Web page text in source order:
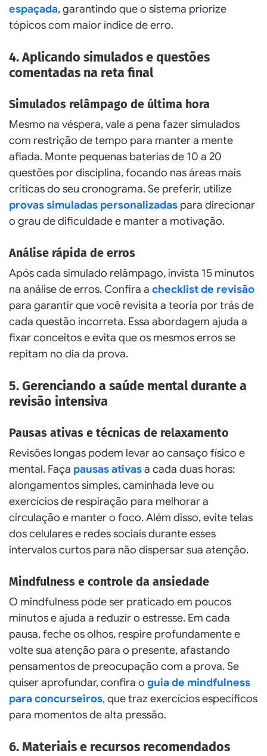
espaçada, garantindo que o sistema priorize
tópicos com maior índice de erro.
4. Aplicando simulados e questões
comentadas na reta final
Simulados relâmpago de última hora
Mesmo na véspera, vale a pena fazer simulados
com restrição de tempo para manter a mente
afiada. Monte pequenas baterias de 10 a 20
questões por disciplina, focando nas áreas mais
críticas do seu cronograma. Se preferir, utilize
provas simuladas personalizadas para direcionar
o grau de dificuldade e manter a motivação.
Análise rápida de erros
Após cada simulado relâmpago, invista 15 minutos
na análise de erros. Confira a checklist de revisão
para garantir que você revisita a teoria por trás de
cada questão incorreta. Essa abordagem ajuda a
fixar conceitos e evita que os mesmos erros se
repitam no dia da prova.
5. Gerenciando a saúde mental durante a
revisão intensiva
Pausas ativas e técnicas de relaxamento
Revisões longas podem levar ao cansaço físico e
mental. Faça pausas ativasa cada duas horas:
alongamentos simples, caminhada leve ou
exercícios de respiração para melhorar a
circulação e manter o foco. Além disso, evite telas
dos celulares e redes sociais durante esses
intervalos curtos para não dispersar sua atenção.
Mindfulness e controle da ansiedade
O mindfulness pode ser praticado em poucos
minutos e ajuda a reduzir o estresse. Em cada
pausa, feche os olhos, respire profundamente e
volte sua atenção para o presente, afastando
pensamentos de preocupação com a prova. Se
quiser aprofundar, confira o guia de mindfulness
para concurseiros, que traz exercícios específicos
para momentos de alta pressão.
6. Materiais e recursos recomendados